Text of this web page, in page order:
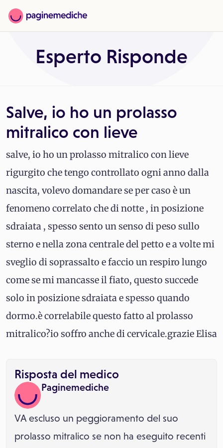
Esperto Risponde
Salve, io ho un prolasso
mitralico con lieve
salve, io ho un prolasso mitralico con lieve
rigurgito che tengo controllato ogni anno dalla
nascita, volevo domandare se per caso è un
fenomeno correlato che di notte , in posizione
sdraiata , spesso sento un senso di peso sullo
sterno e nella zona centrale del petto e a volte mi
sveglio di soprassalto e faccio un respiro lungo
come se mi mancasse il fiato, questo succede
solo in posizione sdraiata e spesso quando
dormo.è correlabile questo fatto al prolasso
mitralico?io soffro anche di cervicale.grazie Elisa
Risposta del medico
Paginemediche
VA escluso un peggioramento del suo
prolasso mitralico se non ha eseguito recenti